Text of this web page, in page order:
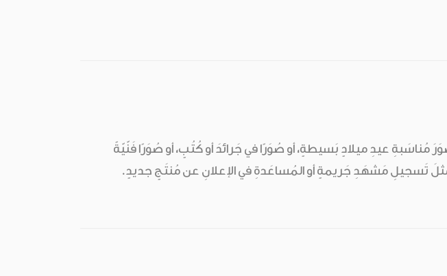
عيدِ ميلادٍ بَسيطةٍ، أو صُوَرًا في جَرائدَ أو كُتُبٍ، أو صُوَرًا فَنّيّةً
مَشهَدِ جَريمةٍ أو المُساعَدةِ في الإعلانِ عن مُنتَجٍ جديدٍ.